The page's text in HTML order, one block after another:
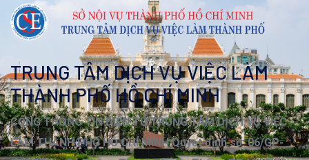
TRUNG TÂM DỊCH VỤ VIỆC LÀM
THÀNH PHỐ HỒ CHÍ MINH
CỔNG THÔNG TIN ĐIỆN TỬ TRUNG TÂM DỊCH VỤ VIỆC
LÀM THÀNH PHỐ HỒ CHÍ MINH Quyết định số: 06/GP-